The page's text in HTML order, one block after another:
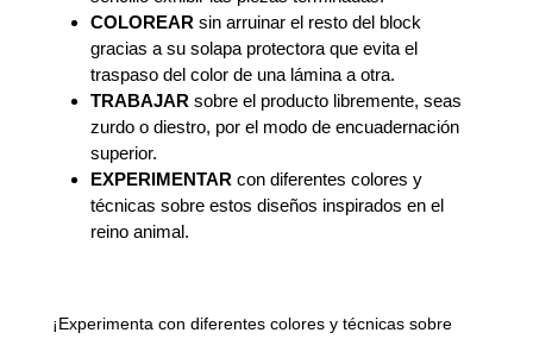
COLOREAR sin arruinar el resto del block
gracias a su solapa protectora que evita el
traspaso del color de una lámina a otra.
TRABAJAR sobre el producto libremente, seas
zurdo o diestro, por el modo de encuadernación
superior.
EXPERIMENTAR con diferentes colores y
técnicas sobre estos diseños inspirados en el
reino animal.
¡Experimenta con diferentes colores y técnicas sobre